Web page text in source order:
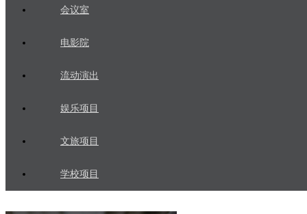
会议室
电影院
流动演出
娱乐项目
文旅项目
学校项目